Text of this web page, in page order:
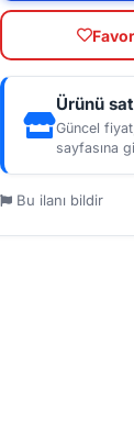
Ürünü
Güncel
sayfasına
Bu ilanı bildir